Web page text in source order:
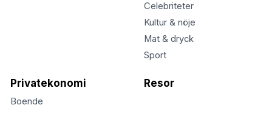
Celebriteter
Kultur & nöje
Mat & dryck
Sport
Privatekonomi
Boende
Resor